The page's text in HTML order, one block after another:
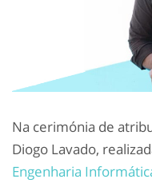
Na cerimónia de
Diogo Lavado,
Engenharia